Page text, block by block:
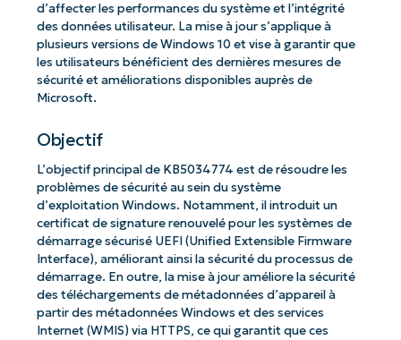
d’affecter les performances du système et l’intégrité
des données utilisateur. La mise à jour s’applique à
plusieurs versions de Windows 10 et vise à garantir que
les utilisateurs bénéficient des dernières mesures de
sécurité et améliorations disponibles auprès de
Microsoft.
Objectif
L’objectif principal de KB5034774 est de résoudre les
problèmes de sécurité au sein du système
d’exploitation Windows. Notamment, il introduit un
certificat de signature renouvelé pour les systèmes de
démarrage sécurisé UEFI (Unified Extensible Firmware
Interface), améliorant ainsi la sécurité du processus de
démarrage. En outre, la mise à jour améliore la sécurité
des téléchargements de métadonnées d’appareil à
partir des métadonnées Windows et des services
Internet (WMIS) via HTTPS, ce qui garantit que ces